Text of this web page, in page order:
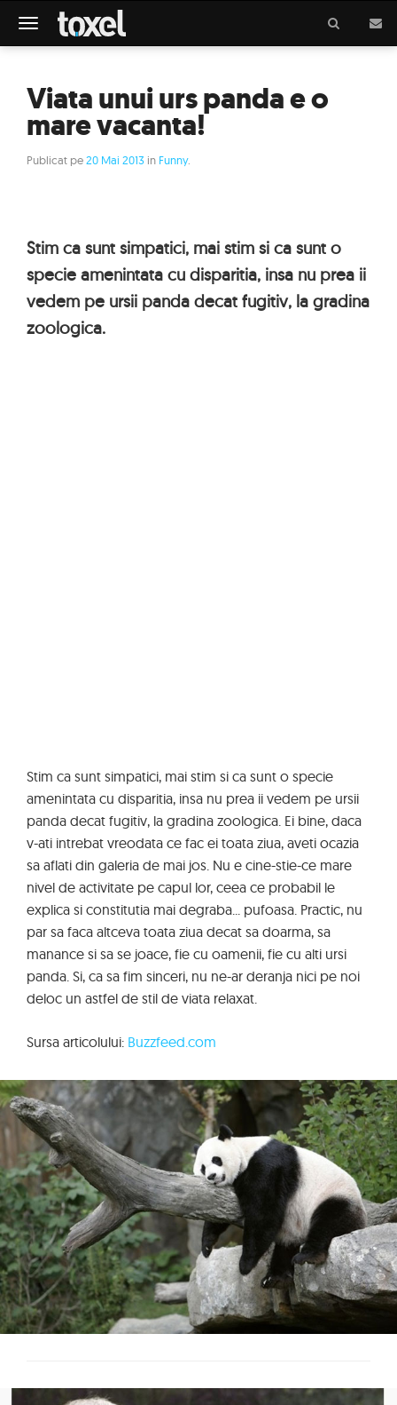
Meniu
Viata unui urs panda e o
mare vacanta!
Publicat pe20 Mai 2013 in Funny.
Stim ca sunt simpatici, mai stim si ca sunt o
specie amenintata cu disparitia, insa nu prea ii
vedem pe ursii panda decat fugitiv, la gradina
zoologica.
Stim ca sunt simpatici, mai stim si ca sunt o specie
amenintata cu disparitia, insa nu prea ii vedem pe ursii
panda decat fugitiv, la gradina zoologica. Ei bine, daca
v-ati intrebat vreodata ce fac ei toata ziua, aveti ocazia
sa aflati din galeria de mai jos. Nu e cine-stie-ce mare
nivel de activitate pe capul lor, ceea ce probabil le
explica si constitutia mai degraba... pufoasa. Practic, nu
par sa faca altceva toata ziua decat sa doarma, sa
manance si sa se joace, fie cu oamenii, fie cu alti ursi
panda. Si, ca sa fim sinceri, nu ne-ar deranja nici pe noi
deloc un astfel de stil de viata relaxat.
Sursa articolului: Buzzfeed.com